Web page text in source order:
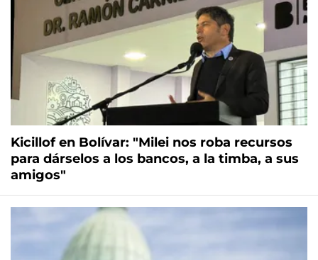
Kicillof en Bolívar: "Milei nos roba recursos
para dárselos a los bancos, a la timba, a sus
amigos"